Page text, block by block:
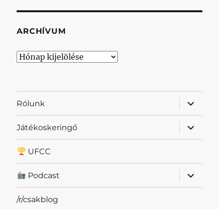
ARCHÍVUM
Archívum
Rólunk
almenü
Játékoskeringő
almenü
UFCC
Podcast
almenü
/r/csakblog